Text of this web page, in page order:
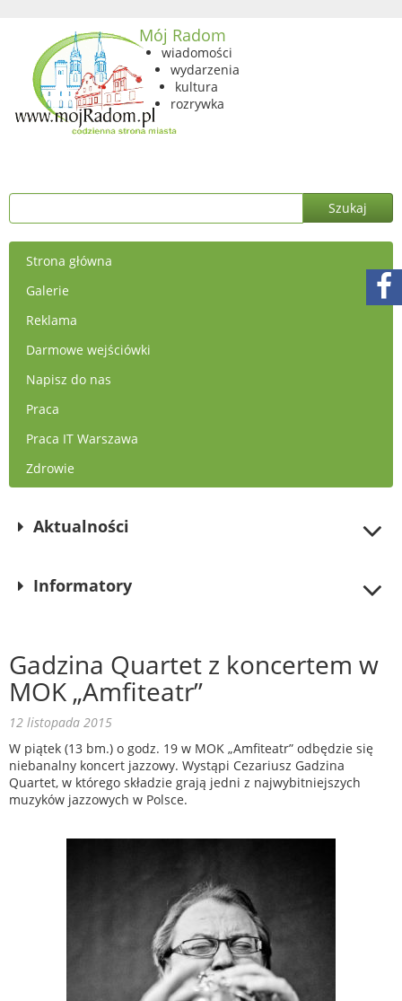
Mój Radom
wiadomości
wydarzenia
kultura
rozrywka
Strona główna
Galerie
Reklama
Darmowe wejściówki
Napisz do nas
Praca
Praca IT Warszawa
Zdrowie
Aktualności
Informatory
Gadzina Quartet z koncertem w
MOK „Amfiteatr”
12 listopada 2015
W piątek (13 bm.) o godz. 19 w MOK „Amfiteatr” odbędzie się
niebanalny koncert jazzowy. Wystąpi Cezariusz Gadzina
Quartet, w którego składzie grają jedni z najwybitniejszych
muzyków jazzowych w Polsce.